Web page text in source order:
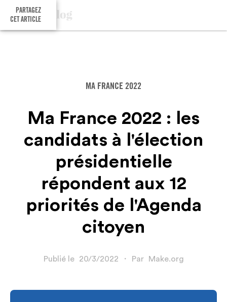
PARTAGEZ
CET ARTICLE
MA FRANCE 2022
Ma France 2022 : les
candidats à l'élection
présidentielle
répondent aux 12
priorités de l'Agenda
citoyen
Publié le 20/3/2022 ・ Par Make.org